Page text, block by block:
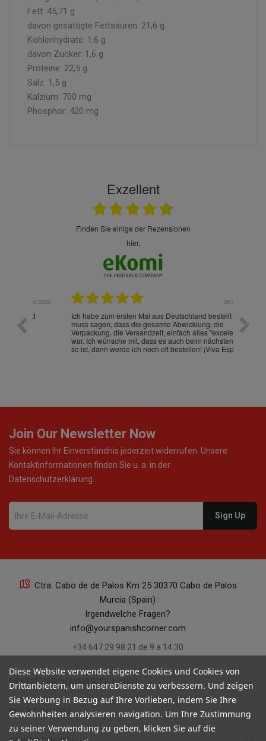
Fett: 45,71 g
davon gesättigte Fettsäuren: 21,6 g
Kohlenhydrate: 1,6 g
davon Zucker: 1,6 g
Proteine: 22,5 g
Salz: 1,5 g
Kalzium: 700 mg
Phosphor: 420 mg
Exzellent
finden Sie einige der Rezensionen
hier.
Ich habe zum ersten Mal aus Deutschland bestellt und
muss sagen, dass die gesamte Abwicklung, die
Verpackung, die Versandzeit, einfach alles "excelente"
war. Ich wünsche mit, dass es auch beim nächsten Mal
so ist, dann werde ich noch oft bestellen! ¡Viva España!
Die
gut
ist
Join Our Newsletter Now
Sie können Ihr Einverständnis jederzeit widerrufen. Unsere
Kontaktinformationen finden Sie u. a. in der
Datenschutzerklärung.
Ctra. Cabo de de Palos Km 25 30370 Cabo de Palos
Murcia (Spain)
Irgendwelche Fragen?
info@yourspanishcorner.com
+34 647 29 98 21 de 9 a 14:30
BENUTZERDEFINIERTE LINKS keyboard_arrow_down
MY ACCOUNT keyboard_arrow_down
Diese Website verwendet eigene Cookies und Cookies von
Drittanbietern, um unsereDienste zu verbessern. Und zeigen
Sie Werbung in Bezug auf Ihre Vorlieben, indem Sie Ihre
Gewohnheiten analysieren navigation. Um Ihre Zustimmung
zu seiner Verwendung zu geben, klicken Sie auf die